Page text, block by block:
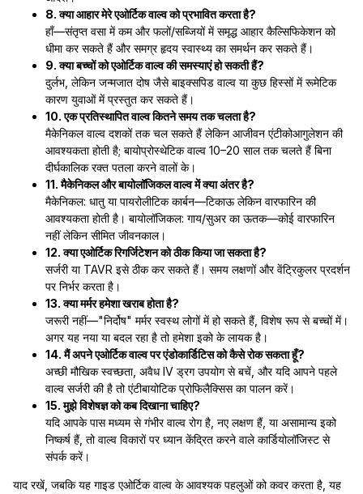
8. क्या आहार मेरे एओर्टिक वाल्व को प्रभावित करता है?
हाँ—संतृप्त वसा में कम और फलों/सब्जियों में समृद्ध आहार कैल्सिफिकेशन को
धीमा कर सकते हैं और समग्र हृदय स्वास्थ्य का समर्थन कर सकते हैं।
9. क्या बच्चों को एओर्टिक वाल्व की समस्याएं हो सकती हैं?
दुर्लभ, लेकिन जन्मजात दोष जैसे बाइक्सपिड वाल्व या कुछ हिस्सों में रूमेटिक
कारण युवाओं में प्रस्तुत कर सकते हैं।
10. एक प्रतिस्थापित वाल्व कितने समय तक चलता है?
मैकेनिकल वाल्व दशकों तक चल सकते हैं लेकिन आजीवन एंटीकोआगुलेशन की
आवश्यकता होती है; बायोप्रोस्थेटिक वाल्व 10–20 साल तक चलते हैं बिना
दीर्घकालिक रक्त पतला करने वालों के।
11. मैकेनिकल और बायोलॉजिकल वाल्व में क्या अंतर है?
मैकेनिकल: धातु या पायरोलीटिक कार्बन—टिकाऊ लेकिन वारफारिन की
आवश्यकता होती है। बायोलॉजिकल: गाय/सुअर का ऊतक—कोई वारफारिन
नहीं लेकिन सीमित जीवनकाल।
12. क्या एओर्टिक रिगर्जिटेशन को ठीक किया जा सकता है?
सर्जरी या TAVR इसे ठीक कर सकते हैं। समय लक्षणों और वेंट्रिकुलर प्रदर्शन
पर निर्भर करता है।
13. क्या मर्मर हमेशा खराब होता है?
जरूरी नहीं—"निर्दोष" मर्मर स्वस्थ लोगों में हो सकते हैं, विशेष रूप से बच्चों में।
अगर यह नया या बदल रहा है तो हमेशा इको के लायक है।
14. मैं अपने एओर्टिक वाल्व पर एंडोकार्डिटिस को कैसे रोक सकता हूँ?
अच्छी मौखिक स्वच्छता, अवैध IV ड्रग उपयोग से बचें, और यदि आपने पहले
वाल्व सर्जरी की है तो एंटीबायोटिक प्रोफिलैक्सिस का पालन करें।
15. मुझे विशेषज्ञ को कब दिखाना चाहिए?
यदि आपके पास मध्यम से गंभीर वाल्व रोग है, नए लक्षण हैं, या असामान्य इको
निष्कर्ष हैं, तो वाल्व विकारों पर ध्यान केंद्रित करने वाले कार्डियोलॉजिस्ट से
संपर्क करें।
याद रखें, जबकि यह गाइड एओर्टिक वाल्व के आवश्यक पहलुओं को कवर करता है, यह